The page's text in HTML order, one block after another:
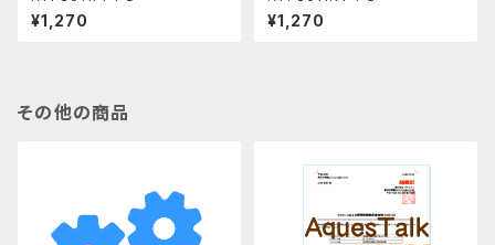
¥1,270 ¥1,270
その他の商品